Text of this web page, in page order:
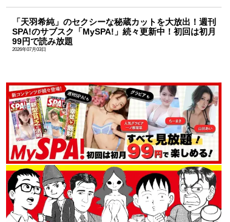
「天羽希純」のセクシーな秘蔵カットを大放出！週刊
SPA!のサブスク「MySPA!」続々更新中！初回は初月
99円で読み放題
2026年07月03日